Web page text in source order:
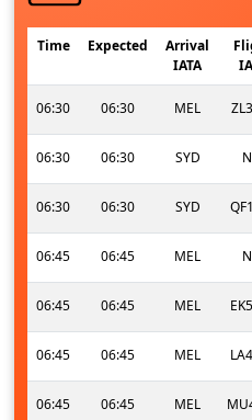
Time Expected
Arrival
IATA
06:30 06:30 MEL
06:30 06:30 SYD
06:30 06:30 SYD
06:45 06:45 MEL
06:45 06:45 MEL
06:45 06:45 MEL
06:45 06:45 MEL